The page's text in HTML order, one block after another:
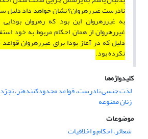
نادرست غیررهروان؟ نشان خواهد داد
به غیررهروان این بود که رهروان
غیررهروان از همان احکام مربوط به خود
دلیل که در آغاز بودا برای غیررهروان
نکرده بود.
کلیدواژه‌ها
لذت جنسی نادرست، قواعد محدودکننده‌تر،
زنان ممنوعه
موضوعات
شعائر، احکام و اخلاقیات